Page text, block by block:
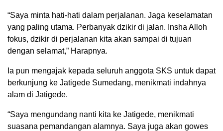
“Saya minta hati-hati dalam perjalanan. Jaga keselamatan
yang paling utama. Perbanyak dzikir di jalan. Insha Alloh
fokus, dzikir di perjalanan kita akan sampai di tujuan
dengan selamat,” Harapnya.
Ia pun mengajak kepada seluruh anggota SKS untuk dapat
berkunjung ke Jatigede Sumedang, menikmati indahnya
alam di Jatigede.
“Saya mengundang nanti kita ke Jatigede, menikmati
suasana pemandangan alamnya. Saya juga akan gowes